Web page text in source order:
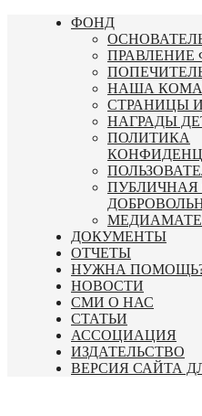
Перейти
ФОНД
ПРАВЛЕНИЕ
НАША
СТРАНИЦЫ
НАГРАДЫ
ПОЛИТИКА
ПУБЛИЧНАЯ
ДОКУМЕНТЫ
ОТЧЕТЫ
НУЖНА
НОВОСТИ
СМИ О НАС
СТАТЬИ
АССОЦИАЦИЯ
ИЗДАТЕЛЬСТВО
ВЕРСИЯ САЙТА